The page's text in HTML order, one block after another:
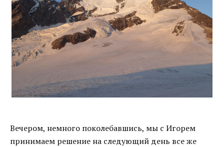
Вечером, немного поколебавшись, мы с Игорем
принимаем решение на следующий день все же